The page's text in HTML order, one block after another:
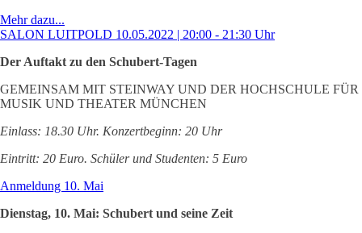
Mehr dazu...
SALON LUITPOLD 10.05.2022 | 20:00 - 21:30 Uhr
Der Auftakt zu den Schubert-Tagen
GEMEINSAM MIT STEINWAY UND DER HOCHSCHULE FÜR
MUSIK UND THEATER MÜNCHEN
Einlass: 18.30 Uhr. Konzertbeginn: 20 Uhr
Eintritt: 20 Euro. Schüler und Studenten: 5 Euro
Anmeldung 10. Mai
Dienstag, 10. Mai: Schubert und seine Zeit